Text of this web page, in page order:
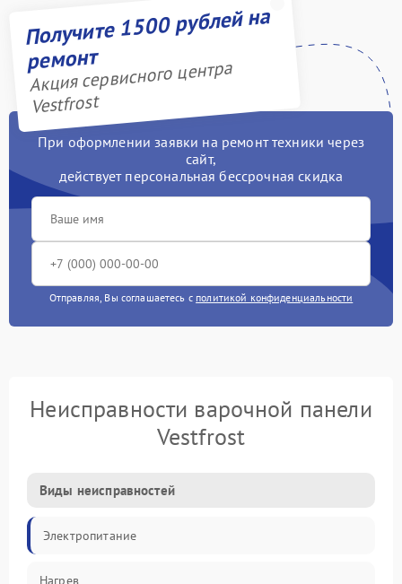
Получите 1500 рублей на
ремонт
Акция сервисного центра
Vestfrost
При оформлении заявки на ремонт техники через
сайт,
действует персональная бессрочная скидка
Отправляя, Вы соглашаетесь с политикой конфиденциальности
Неисправности варочной панели
Vestfrost
Виды неисправностей
Электропитание
Нагрев